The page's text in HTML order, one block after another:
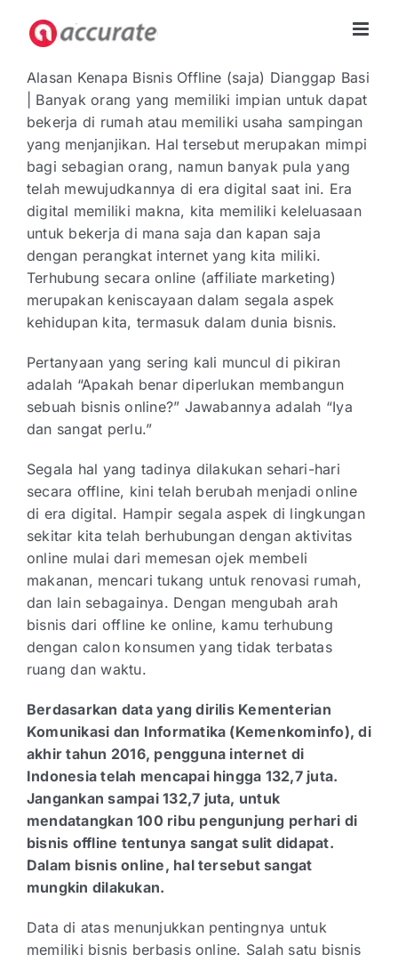
Alasan Kenapa Bisnis Offline (saja) Dianggap Basi
| Banyak orang yang memiliki impian untuk dapat
bekerja di rumah atau memiliki usaha sampingan
yang menjanjikan. Hal tersebut merupakan mimpi
bagi sebagian orang, namun banyak pula yang
telah mewujudkannya di era digital saat ini. Era
digital memiliki makna, kita memiliki keleluasaan
untuk bekerja di mana saja dan kapan saja
dengan perangkat internet yang kita miliki.
Terhubung secara online (affiliate marketing)
merupakan keniscayaan dalam segala aspek
kehidupan kita, termasuk dalam dunia bisnis.
Pertanyaan yang sering kali muncul di pikiran
adalah “Apakah benar diperlukan membangun
sebuah bisnis online?” Jawabannya adalah “Iya
dan sangat perlu.”
Segala hal yang tadinya dilakukan sehari-hari
secara offline, kini telah berubah menjadi online
di era digital. Hampir segala aspek di lingkungan
sekitar kita telah berhubungan dengan aktivitas
online mulai dari memesan ojek membeli
makanan, mencari tukang untuk renovasi rumah,
dan lain sebagainya. Dengan mengubah arah
bisnis dari offline ke online, kamu terhubung
dengan calon konsumen yang tidak terbatas
ruang dan waktu.
Berdasarkan data yang dirilis Kementerian
Komunikasi dan Informatika (Kemenkominfo), di
akhir tahun 2016, pengguna internet di
Indonesia telah mencapai hingga 132,7 juta.
Jangankan sampai 132,7 juta, untuk
mendatangkan 100 ribu pengunjung perhari di
bisnis offline tentunya sangat sulit didapat.
Dalam bisnis online, hal tersebut sangat
mungkin dilakukan.
Data di atas menunjukkan pentingnya untuk
memiliki bisnis berbasis online. Salah satu bisnis